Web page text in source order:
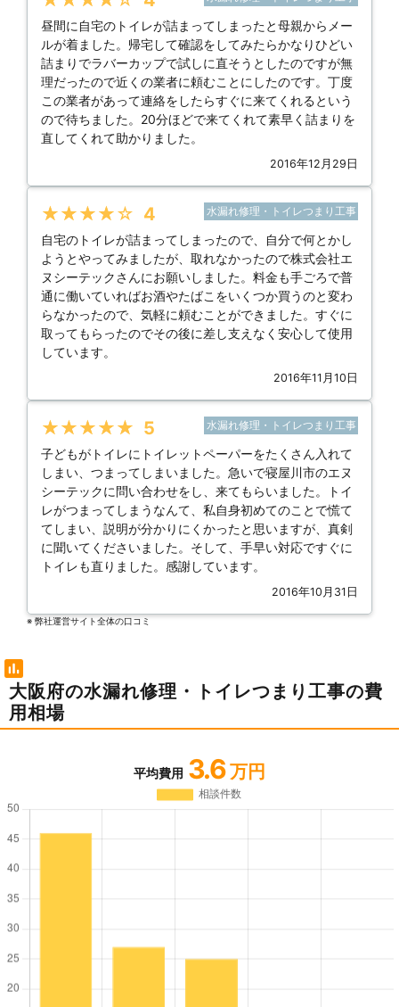
昼間に自宅のトイレが詰まってしまったと母親からメー
ルが着ました。帰宅して確認をしてみたらかなりひどい
詰まりでラバーカップで試しに直そうとしたのですが無
理だったので近くの業者に頼むことにしたのです。丁度
この業者があって連絡をしたらすぐに来てくれるという
ので待ちました。20分ほどで来てくれて素早く詰まりを
直してくれて助かりました。
2016年12月29日
★★★★★ 4 水漏れ修理・トイレつまり工事
自宅のトイレが詰まってしまったので、自分で何とかし
ようとやってみましたが、取れなかったので株式会社エ
ヌシーテックさんにお願いしました。料金も手ごろで普
通に働いていればお酒やたばこをいくつか買うのと変わ
らなかったので、気軽に頼むことができました。すぐに
取ってもらったのでその後に差し支えなく安心して使用
しています。
2016年11月10日
★★★★★ 5 水漏れ修理・トイレつまり工事
子どもがトイレにトイレットペーパーをたくさん入れて
しまい、つまってしまいました。急いで寝屋川市のエヌ
シーテックに問い合わせをし、来てもらいました。トイ
レがつまってしまうなんて、私自身初めてのことで慌て
てしまい、説明が分かりにくかったと思いますが、真剣
に聞いてくださいました。そして、手早い対応ですぐに
トイレも直りました。感謝しています。
2016年10月31日
※ 弊社運営サイト全体の⼝コミ
大阪府の水漏れ修理・トイレつまり工事の費
用相場
平均費用 3.6 万円